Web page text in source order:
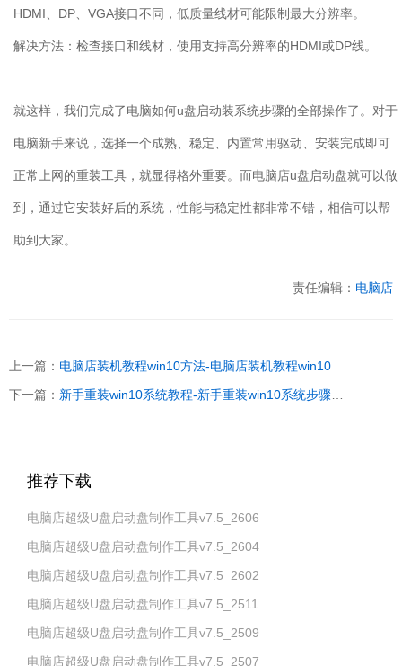
HDMI DP VGA接口不同，低质量线材可能限制最大分辨率。
解决方法：检查接口和线材，使用支持高分辨率的HDMI或DP线。
就这样，我们完成了电脑如何u盘启动装系统步骤的全部操作了。对于
电脑新手来说，选择一个成熟、稳定、内置常用驱动、安装完成即可
正常上网的重装工具，就显得格外重要。而电脑店u盘启动盘就可以做
到，通过它安装好后的系统，性能与稳定性都非常不错，相信可以帮
助到大家。
责任编辑： 电脑店
上一篇： 电脑店装机教程win10方法-电脑店装机教程win10
下一篇： 新手重装win10系统教程-新手重装win10系统步骤和教程
推荐下载
电脑店超级U盘启动盘制作工具v7.5_2606
电脑店超级U盘启动盘制作工具v7.5_2604
电脑店超级U盘启动盘制作工具v7.5_2602
电脑店超级U盘启动盘制作工具v7.5_2511
电脑店超级U盘启动盘制作工具v7.5_2509
电脑店超级U盘启动盘制作工具v7.5_2507